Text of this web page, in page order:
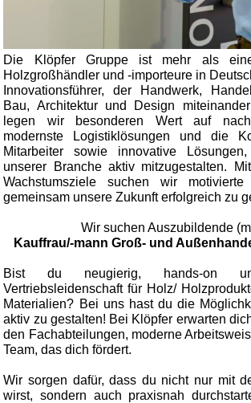
Die Klöpfer Gruppe ist mehr als
Holzgroßhändler und -importeure in
Innovationsführer, der Handwerk,
Bau, Architektur und Design
legen wir besonderen Wert auf
modernste Logistiklösungen und die
Mitarbeiter sowie innovative
unserer Branche aktiv mitzugestalten.
Wachstumsziele suchen wir
gemeinsam unsere Zukunft erfolgreich zu
Wir suchen Auszubildende
Kauffrau/-mann Groß- und
Bist du neugierig, hands-on
Vertriebsleidenschaft für Holz/
Materialien? Bei uns hast du die
aktiv zu gestalten! Bei Klöpfer erwarten
den Fachabteilungen, moderne
Team, das dich fördert.
Wir sorgen dafür, dass du nicht nur mit
wirst, sondern auch praxisnah